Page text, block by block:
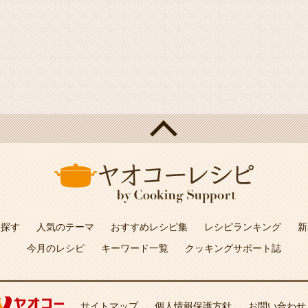
す 人気のテーマ おすすめレシピ集 レシピランキング
今月のレシピ
キーワード一覧 クッキングサポート誌